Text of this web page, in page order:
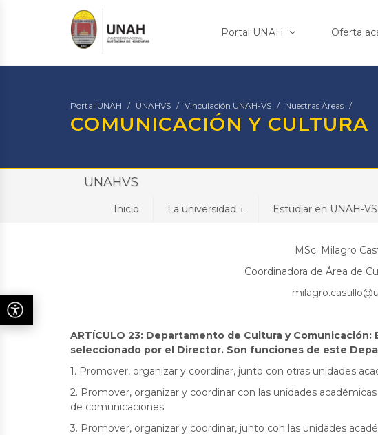
Portal UNAH Oferta
Portal UNAH UNAHVS Vinculación UNAH-VS Nuestras Áreas
COMUNICACIÓN Y CULTURA
UNAHVS
Inicio +
La universidad Estudiar en UNAH-VS
MSc. Milagro
Coordinadora de Área de
ARTÍCULO 23: Departamento de Cultura y
seleccionado por el Director. Son funciones de este
1. Promover, organizar y coordinar, junto con otras unidades
2. Promover, organizar y coordinar con las unidades
de comunicaciones.
3. Promover, organizar y coordinar, junto con las unidades